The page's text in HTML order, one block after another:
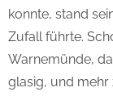
konnte, stand
Zufall führte.
Warnemünde,
glasig, und mehr